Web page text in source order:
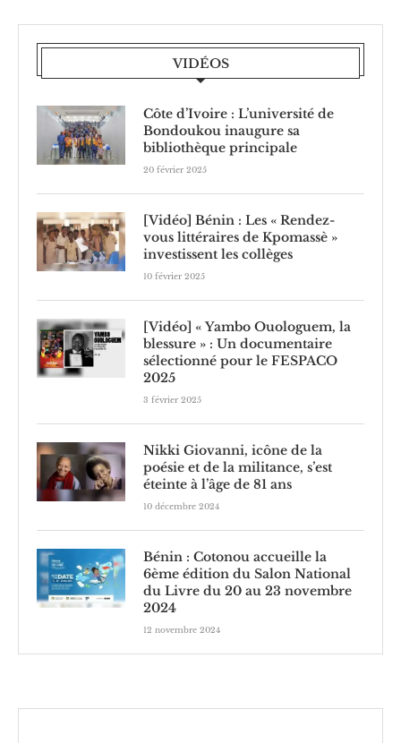
VIDÉOS
Côte d’Ivoire : L’université de
Bondoukou inaugure sa
bibliothèque principale
20 février 2025
[Vidéo] Bénin : Les « Rendez-
vous littéraires de Kpomassè »
investissent les collèges
10 février 2025
[Vidéo] « Yambo Ouologuem, la
blessure » : Un documentaire
sélectionné pour le FESPACO
2025
3 février 2025
Nikki Giovanni, icône de la
poésie et de la militance, s’est
éteinte à l’âge de 81 ans
10 décembre 2024
Bénin : Cotonou accueille la
6ème édition du Salon National
du Livre du 20 au 23 novembre
2024
12 novembre 2024